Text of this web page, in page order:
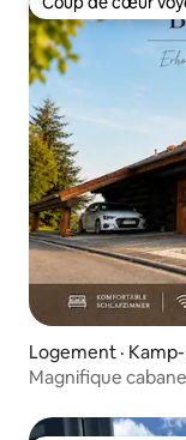
Coup de cœur
Logement ·
Magnifique